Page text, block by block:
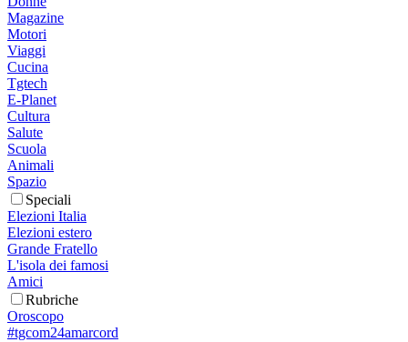
Magazine
Motori
Viaggi
Cucina
Tgtech
E-Planet
Cultura
Salute
Scuola
Animali
Spazio
Speciali
Elezioni Italia
Elezioni estero
Grande Fratello
L'isola dei famosi
Amici
Rubriche
Oroscopo
#tgcom24amarcord